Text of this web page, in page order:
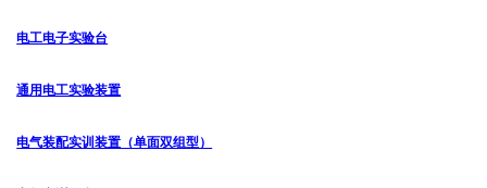
电工电子实验台
通用电工实验装置
电气装配实训装置（单面双组型）